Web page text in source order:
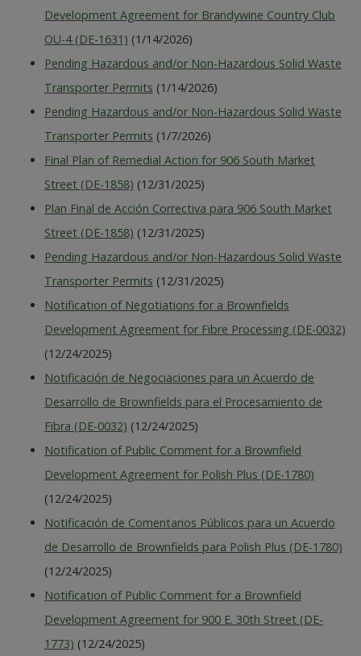
Development Agreement for Brandywine Country Club
OU-4 (DE-1631) (1/14/2026)
Pending Hazardous and/or Non-Hazardous Solid Waste
Transporter Permits (1/14/2026)
Pending Hazardous and/or Non-Hazardous Solid Waste
Transporter Permits (1/7/2026)
Final Plan of Remedial Action for 906 South Market
Street (DE-1858) (12/31/2025)
Plan Final de Acción Correctiva para 906 South Market
Street (DE-1858) (12/31/2025)
Pending Hazardous and/or Non-Hazardous Solid Waste
Transporter Permits (12/31/2025)
Notification of Negotiations for a Brownfields
Development Agreement for Fibre Processing (DE-0032)
(12/24/2025)
Notificación de Negociaciones para un Acuerdo de
Desarrollo de Brownfields para el Procesamiento de
Fibra (DE-0032) (12/24/2025)
Notification of Public Comment for a Brownfield
Development Agreement for Polish Plus (DE-1780)
(12/24/2025)
Notificación de Comentarios Públicos para un Acuerdo
de Desarrollo de Brownfields para Polish Plus (DE-1780)
(12/24/2025)
Notification of Public Comment for a Brownfield
Development Agreement for 900 E. 30th Street (DE-
1773) (12/24/2025)